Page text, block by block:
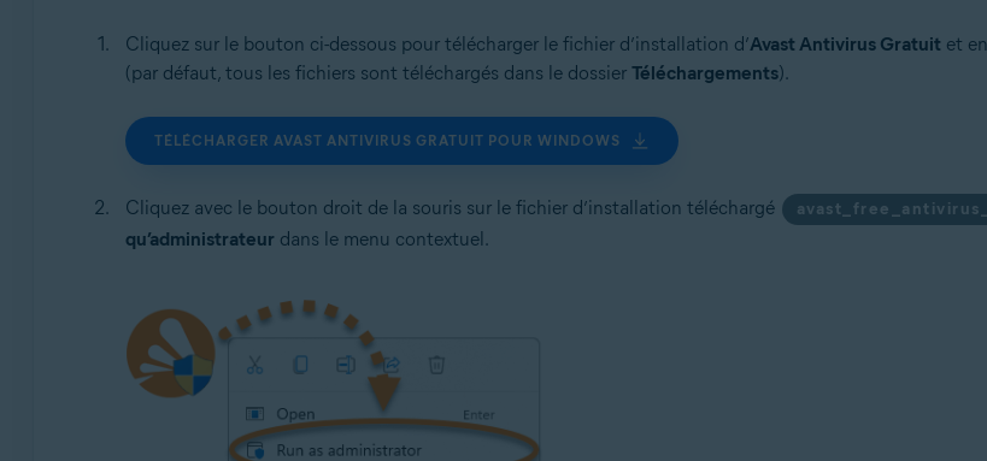
Microsoft Windows 8/Professionnel/Entreprise (32/64 bits)
Microsoft Windows 7 Édition Familiale Basique/Édition Familiale Premium/Professionnel/Entreprise/Édition
(32/64 bits)
Cliquez sur le bouton ci-dessous pour télécharger le fichier d’installation d’Avast Antivirus Gratuit et
(par défaut, tous les fichiers sont téléchargés dans le dossier Téléchargements).
TÉLÉCHARGER AVAST ANTIVIRUS GRATUIT POUR WINDOWS
Cliquez avec le bouton droit de la souris sur le fichier d’installation téléchargé
qu’administrateur dans le menu contextuel.